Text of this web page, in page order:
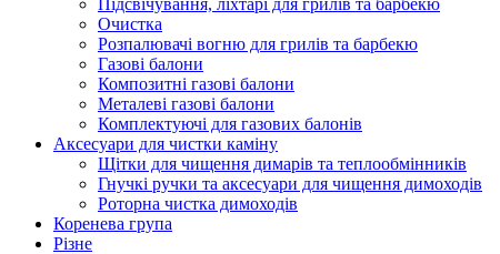
Підсвічування, ліхтарі для грилів та барбекю
Очистка
Розпалювачі вогню для грилів та барбекю
Газові балони
Композитні газові балони
Металеві газові балони
Комплектуючі для газових балонів
Аксесуари для чистки каміну
Щітки для чищення димарів та теплообмінників
Гнучкі ручки та аксесуари для чищення димоходів
Роторна чистка димоходів
Коренева група
Різне